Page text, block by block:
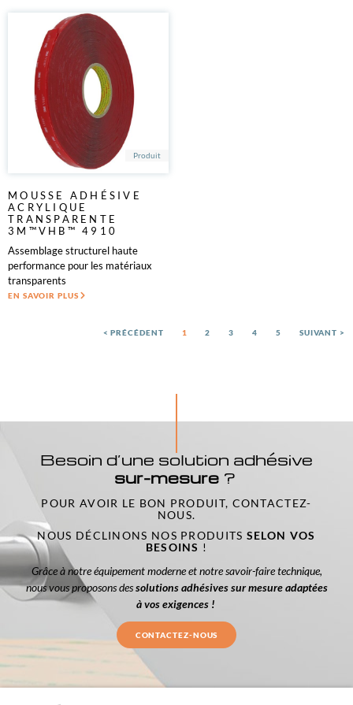
Produit
MOUSSE ADHÉSIVE
ACRYLIQUE
TRANSPARENTE
3M™VHB™ 4910
Assemblage structurel haute
performance pour les matériaux
transparents
EN SAVOIR PLUS
< PRÉCÉDENT 1 2 3 4 5 SUIVANT >
Besoin d’une solution adhésive
sur-mesure?
POUR AVOIR LE BON PRODUIT, CONTACTEZ-
NOUS.
NOUS DÉCLINONS NOS PRODUITS SELON VOS
BESOINS !
Grâce à notre équipement moderne et notre savoir-faire technique,
nous vous proposons dessolutions adhésives sur mesure adaptées
à vos exigences !
CONTACTEZ-NOUS